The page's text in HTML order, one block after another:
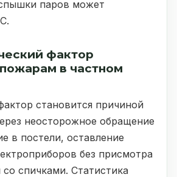
паров может
фактор
в частном
становится причиной
неосторожное обращение
в постели, оставление
без присмотра
спичками. Статистика